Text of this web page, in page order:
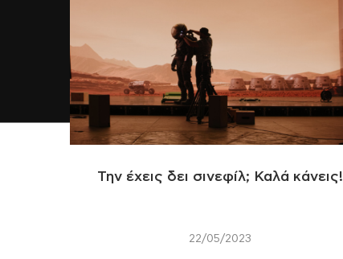
Την έχεις δει σινεφίλ; Καλά κάνεις!
22/05/2023